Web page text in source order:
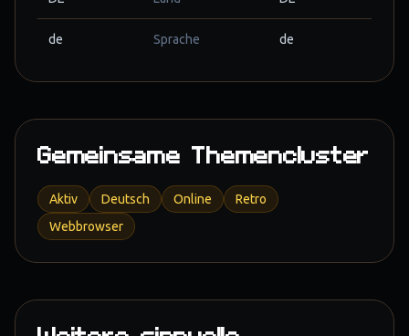
de Sprache de
Gemeinsame Themencluster
Aktiv Deutsch Online
Retro
Webbrowser